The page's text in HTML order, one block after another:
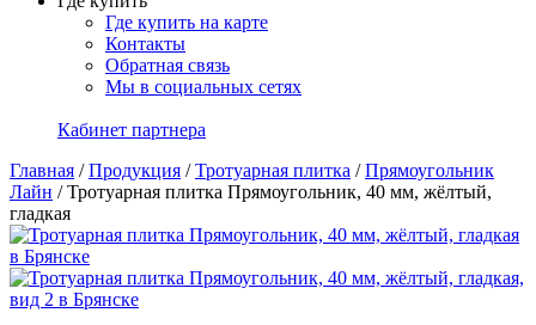
Где купить на карте
Контакты
Обратная связь
Мы в социальных сетях
Кабинет партнера
Главная /Продукция /Тротуарная плитка /Прямоугольник
Лайн /Тротуарная плитка Прямоугольник, 40 мм, жёлтый,
гладкая